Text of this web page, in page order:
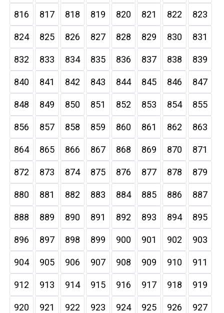
816 817 818 819 820 821 822 823
824 825 826 827 828 829 830 831
832 833 834 835 836 837 838 839
840 841 842 843 844 845 846 847
848 849 850 851 852 853 854 855
856 857 858 859 860 861 862 863
864 865 866 867 868 869 870 871
872 873 874 875 876 877 878 879
880 881 882 883 884 885 886 887
888 889 890 891 892 893 894 895
896 897 898 899 900 901 902 903
904 905 906 907 908 909 910 911
912 913 914 915 916 917 918 919
920 921 922 923 924 925 926 927